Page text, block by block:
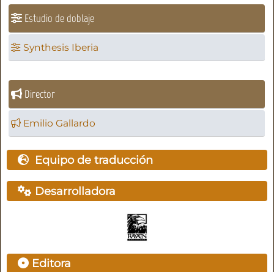
Estudio de doblaje
Synthesis Iberia
Director
Emilio Gallardo
Equipo de traducción
Desarrolladora
Editora